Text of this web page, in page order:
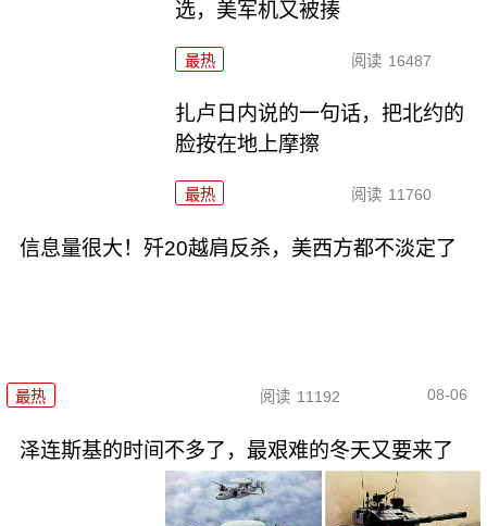
选，美军机又被揍
最热 阅读 16487
扎卢日内说的一句话，把北约的
脸按在地上摩擦
最热 阅读 11760
信息量很大！歼20越肩反杀，美西方都不淡定了
最热 阅读 11192 08-06
泽连斯基的时间不多了，最艰难的冬天又要来了